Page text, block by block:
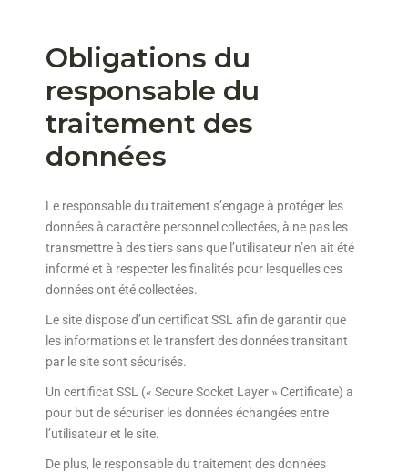
Obligations du
responsable du
traitement des
données
Le responsable du traitement s’engage à protéger les
données à caractère personnel collectées, à ne pas les
transmettre à des tiers sans que l’utilisateur n’en ait été
informé et à respecter les finalités pour lesquelles ces
données ont été collectées.
Le site dispose d’un certificat SSL afin de garantir que
les informations et le transfert des données transitant
par le site sont sécurisés.
Un certificat SSL (« Secure Socket Layer » Certificate) a
pour but de sécuriser les données échangées entre
l’utilisateur et le site.
De plus, le responsable du traitement des données